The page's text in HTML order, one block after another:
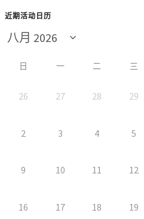
近期活动日历
日 一 二 三
26 27 28 29
2 3 4 5
9 10 11 12
16 17 18 19